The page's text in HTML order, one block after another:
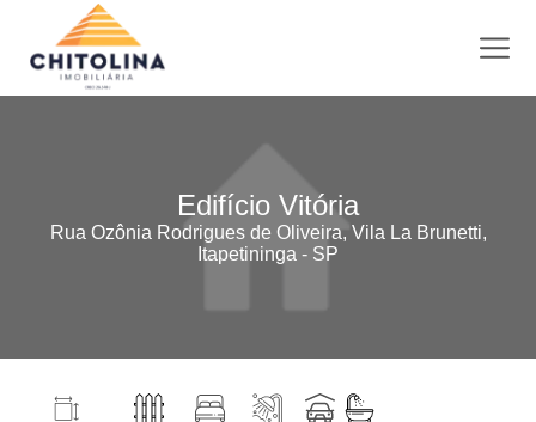
Edifício Vitória
Rua Ozônia Rodrigues de Oliveira, Vila La Brunetti,
Itapetininga - SP